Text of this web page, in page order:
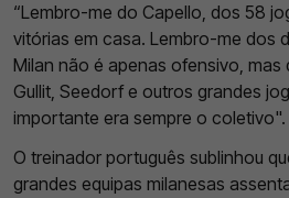
“Lembro-me do Capello, dos 58
vitórias em casa. Lembro-me dos
Milan não é apenas ofensivo, mas
Gullit, Seedorf e outros grandes
importante era sempre o coletivo".
O treinador português sublinhou
grandes equipas milanesas